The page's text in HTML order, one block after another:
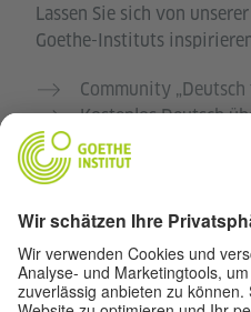
Lassen Sie sich von
Goethe-Instituts
Community
Kostenlos Deutsch
Deutschkurse des
Lehrkräfteportal
Datenschutz und